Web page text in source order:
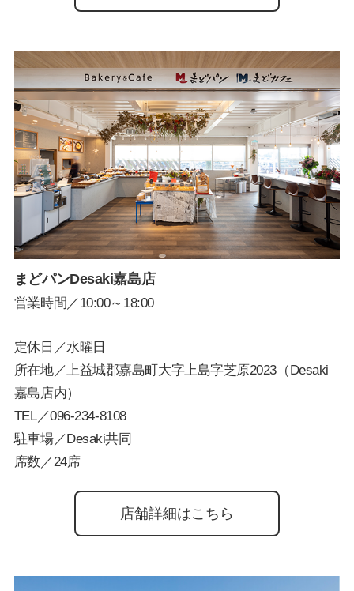
まどパンDesaki嘉島店
営業時間／10:00～18:00
定休日／水曜日
所在地／上益城郡嘉島町大字上島字芝原2023（Desaki
嘉島店内）
TEL／096-234-8108
駐車場／Desaki共同
席数／24席
店舗詳細はこちら